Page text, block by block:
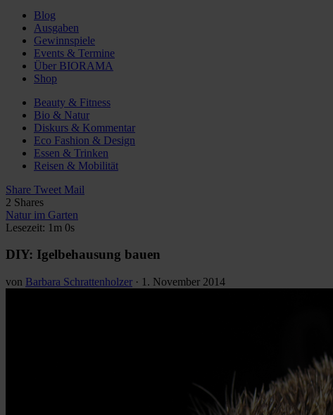
Blog
Ausgaben
Gewinnspiele
Events & Termine
Über BIORAMA
Shop
Beauty & Fitness
Bio & Natur
Diskurs & Kommentar
Eco Fashion & Design
Essen & Trinken
Reisen & Mobilität
Share Tweet Mail
2 Shares
Natur im Garten
Lesezeit: 1m 0s
DIY: Igelbehausung bauen
von Barbara Schrattenholzer · 1. November 2014